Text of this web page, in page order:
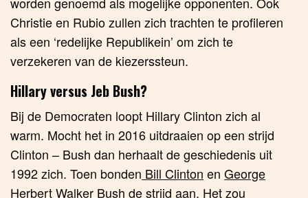
Christie en Rubio zullen zich trachten te profileren
als een ‘redelijke Republikein’ om zich te
verzekeren van de kiezerssteun.
Hillary versus Jeb Bush?
Bij de Democraten loopt Hillary Clinton zich al
warm. Mocht het in 2016 uitdraaien op een strijd
Clinton – Bush dan herhaalt de geschiedenis uit
1992 zich. Toen bonden Bill Clinton enGeorge
Herbert Walker Bush de strijd aan. Het zou